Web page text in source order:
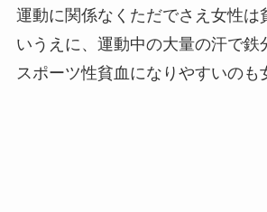
運動に関係なくただでさえ女性は
いうえに、運動中の大量の汗で鉄
スポーツ性貧血になりやすいのも